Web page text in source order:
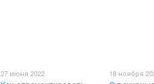
27 июня 2022 18 ноября